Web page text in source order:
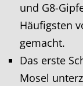
und G8-
Häufigsten
gemacht.
Das erste
Mosel